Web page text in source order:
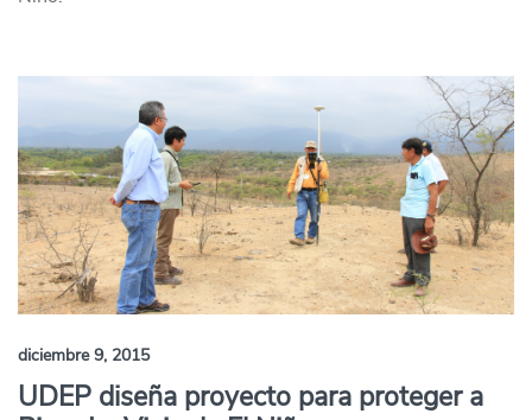
diciembre 9, 2015
UDEP diseña proyecto para proteger a